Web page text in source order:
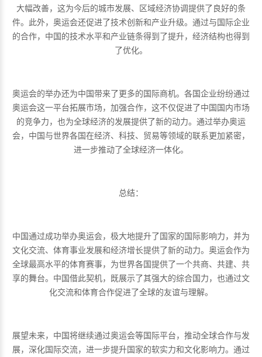
大幅改善，这为今后的城市发展、区域经济协调提供了良好的条
件。此外，奥运会还促进了技术创新和产业升级。通过与国际企业
的合作，中国的技术水平和产业链条得到了提升，经济结构也得到
了优化。
奥运会的举办还为中国带来了更多的国际商机。各国企业纷纷通过
奥运会这一平台拓展市场，加强合作，这不仅促进了中国国内市场
的竞争力，也为全球经济的发展提供了新的动力。通过举办奥运
会，中国与世界各国在经济、科技、贸易等领域的联系更加紧密，
进一步推动了全球经济一体化。
总结：
中国通过成功举办奥运会，极大地提升了国家的国际影响力，并为
文化交流、体育事业发展和经济增长提供了新的动力。奥运会作为
全球最高水平的体育赛事，为世界各国提供了一个共商、共建、共
享的舞台。中国借此契机，既展示了其强大的综合国力，也通过文
化交流和体育合作促进了全球的友谊与理解。
展望未来，中国将继续通过奥运会等国际平台，推动全球合作与发
展，深化国际交流，进一步提升国家的软实力和文化影响力。通过